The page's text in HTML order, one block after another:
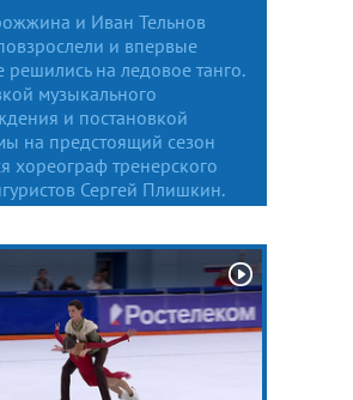
и Иван Тельнов
и впервые
решились на ледовое танго.
музыкального
и постановкой
на предстоящий сезон
хореограф тренерского
Сергей Плишкин.